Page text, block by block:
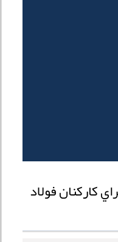
کارکنان فولاد